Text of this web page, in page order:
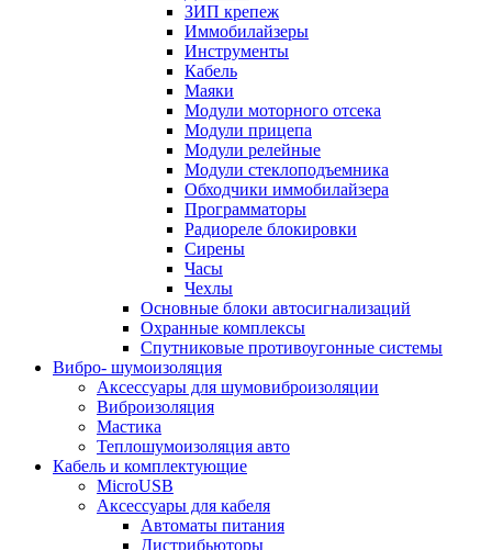
ЗИП крепеж
Иммобилайзеры
Инструменты
Кабель
Маяки
Модули моторного отсека
Модули прицепа
Модули релейные
Модули стеклоподъемника
Обходчики иммобилайзера
Программаторы
Радиореле блокировки
Сирены
Часы
Чехлы
Основные блоки автосигнализаций
Охранные комплексы
Спутниковые противоугонные системы
Вибро- шумоизоляция
Аксессуары для шумовиброизоляции
Виброизоляция
Мастика
Теплошумоизоляция авто
Кабель и комплектующие
MicroUSB
Аксессуары для кабеля
Автоматы питания
Дистрибьюторы